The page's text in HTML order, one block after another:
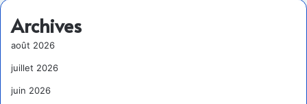
Archives
août 2026
juillet 2026
juin 2026